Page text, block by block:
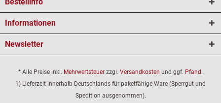
Bestellinfo
Informationen
Newsletter
* Alle Preise inkl. Mehrwertsteuer zzgl. Versandkosten und ggf. Pfand.
1) Lieferzeit innerhalb Deutschlands für paketfähige Ware (Sperrgut und
Spedition ausgenommen).